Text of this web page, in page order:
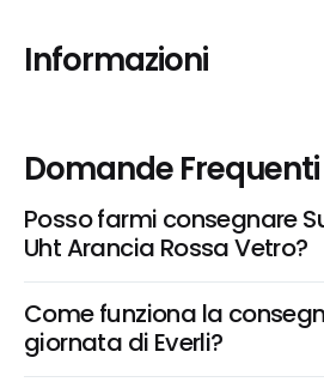
Informazioni
Domande Frequenti
Posso farmi consegnare
Uht Arancia Rossa Vetro?
Come funziona la
giornata di Everli?